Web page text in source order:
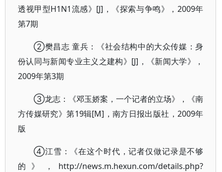
透视甲型H1N1流感》[J]，《探索与争鸣》，2009年
第7期
②樊昌志 童兵：《社会结构中的大众传媒：身
份认同与新闻专业主义之建构》[J]，《新闻大学》，
2009年第3期
③龙志：《邓玉娇案，一个记者的立场》，《南
方传媒研究》第19辑[M]，南方日报出版社，2009年
版
④江雪：《在这个时代，记者仅做记录是不够
的》，http://news.m.hexun.com/details.php?